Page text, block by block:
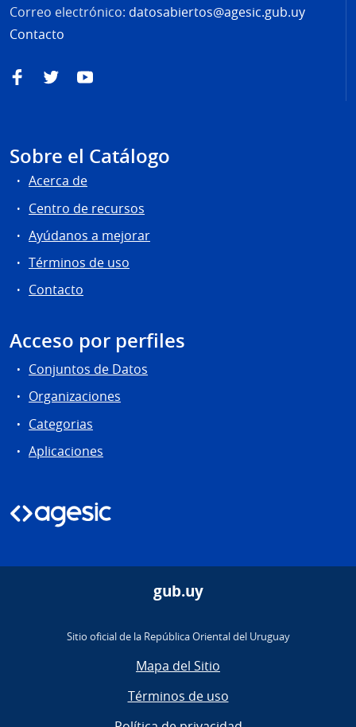
Correo electrónico: datosabiertos@agesic.gub.uy
Contacto
FacebookTwitterYouTube
Sobre el Catálogo
Acerca de
Centro de recursos
Ayúdanos a mejorar
Términos de uso
Contacto
Acceso por perfiles
Conjuntos de Datos
Organizaciones
Categorias
Aplicaciones
gub.uy
Sitio oficial de la República Oriental del Uruguay
Mapa del Sitio
Términos de uso